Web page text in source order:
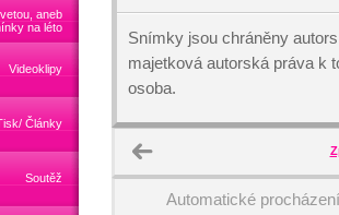
aneb
na léto
Videoklipy
Články
Soutěž
Snímky jsou chráněny
majetková autorská práva k
osoba.
Automatické